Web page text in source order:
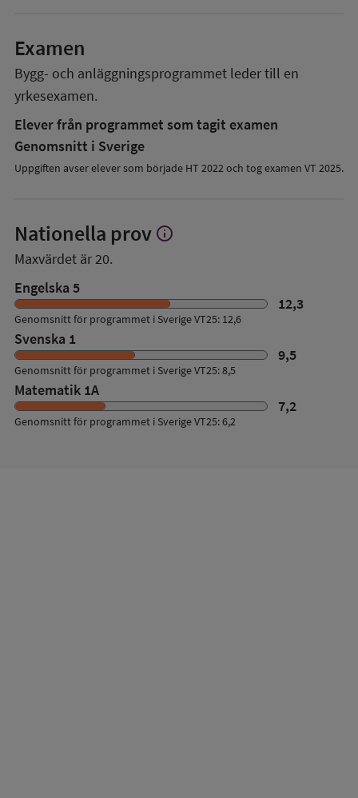
Examen
Bygg- och anläggningsprogrammet leder till en
yrkesexamen.
Elever från programmet som tagit examen
Genomsnitt i Sverige
Uppgiften avser elever som började HT 2022 och tog examen VT 2025.
Nationella prov Visa
prov
info
Maxvärdet är 20.
Engelska 5
12,3
Genomsnitt för programmet i Sverige VT25: 12,6
Svenska 1
9,5
Genomsnitt för programmet i Sverige VT25: 8,5
Matematik 1A
7,2
Genomsnitt för programmet i Sverige VT25: 6,2